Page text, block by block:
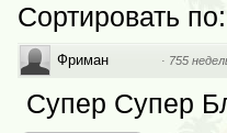
Сортировать по:
Фриман · 755
Супер Супер